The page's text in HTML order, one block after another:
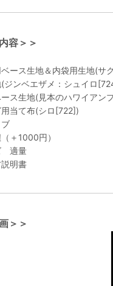
容＞＞
ース生地＆内袋用生地(サ
(ジンベエザメ：シュイロ
ス生地(見本のハワイアン
当て布(シロ[722])
＋1000円）
適量
明書
＞＞